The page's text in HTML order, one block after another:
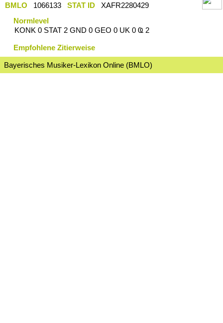
BMLO 1066133 STAT ID
XAFR2280429
Normlevel
KONK 0 STAT 2 GND 0 GEO 0 UK 0 Ҩ 2
Empfohlene Zitierweise
Bayerisches Musiker-Lexikon Online (BMLO)